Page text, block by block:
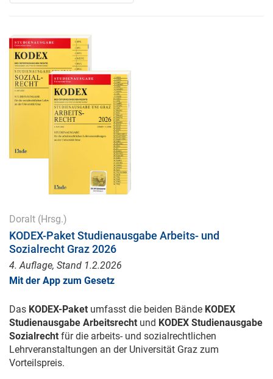
Doralt (Hrsg.)
KODEX-Paket Studienausgabe Arbeits- und
Sozialrecht Graz 2026
4. Auflage, Stand 1.2.2026
Mit der App zum Gesetz
Das KODEX-Paket umfasst die beiden Bände KODEX
Studienausgabe Arbeitsrecht und KODEX Studienausgabe
Sozialrecht für die arbeits- und sozialrechtlichen
Lehrveranstaltungen an der Universität Graz zum
Vorteilspreis.